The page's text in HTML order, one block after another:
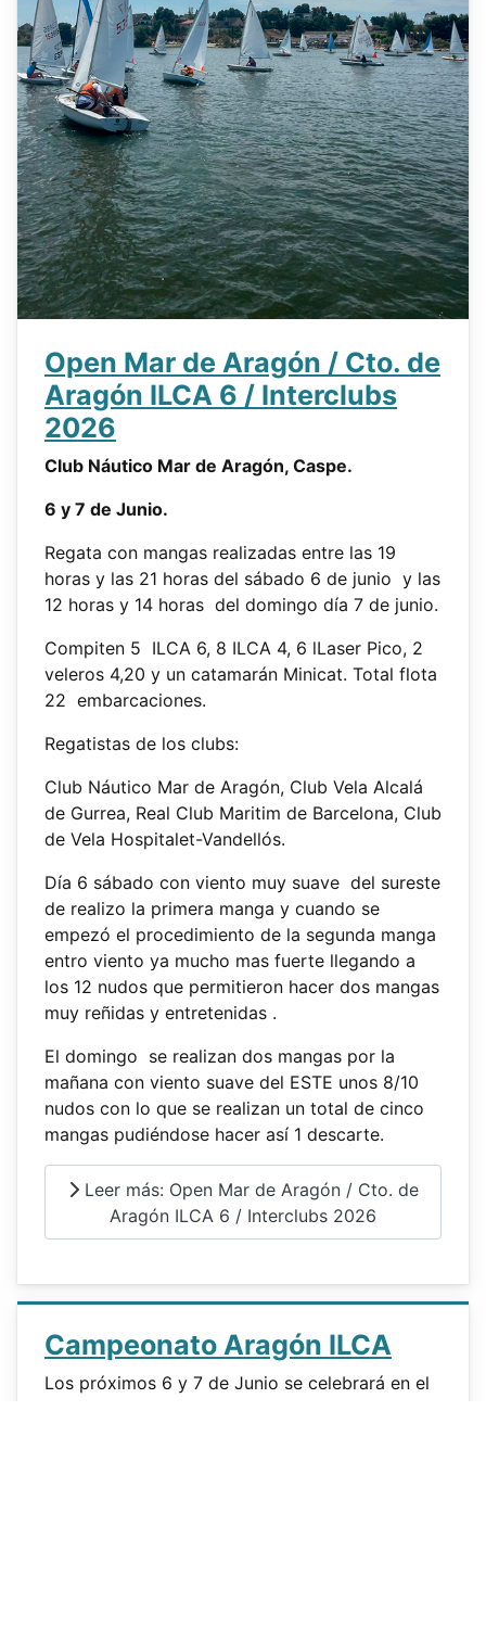
Open Mar de Aragón / Cto. de
Aragón ILCA 6 / Interclubs
2026
Club Náutico Mar de Aragón, Caspe.
6 y 7 de Junio.
Regata con mangas realizadas entre las 19
horas y las 21 horas del sábado 6 de junio y las
12 horas y 14 horas del domingo día 7 de junio.
Compiten 5 ILCA 6, 8 ILCA 4, 6 lLaser Pico, 2
veleros 4,20 y un catamarán Minicat. Total flota
22 embarcaciones.
Regatistas de los clubs:
Club Náutico Mar de Aragón, Club Vela Alcalá
de Gurrea, Real Club Maritim de Barcelona, Club
de Vela Hospitalet-Vandellós.
Día 6 sábado con viento muy suave del sureste
de realizo la primera manga y cuando se
empezó el procedimiento de la segunda manga
entro viento ya mucho mas fuerte llegando a
los 12 nudos que permitieron hacer dos mangas
muy reñidas y entretenidas .
El domingo se realizan dos mangas por la
mañana con viento suave del ESTE unos 8/10
nudos con lo que se realizan un total de cinco
mangas pudiéndose hacer así 1 descarte.
Leer más: Open Mar de Aragón / Cto. de
Aragón ILCA 6 / Interclubs 2026
Campeonato Aragón ILCA
Los próximos 6 y 7 de Junio se celebrará en el